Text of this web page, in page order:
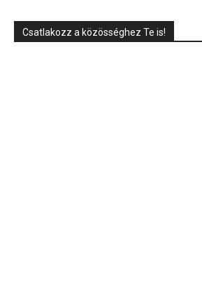
Csatlakozz a közösséghez Te is!